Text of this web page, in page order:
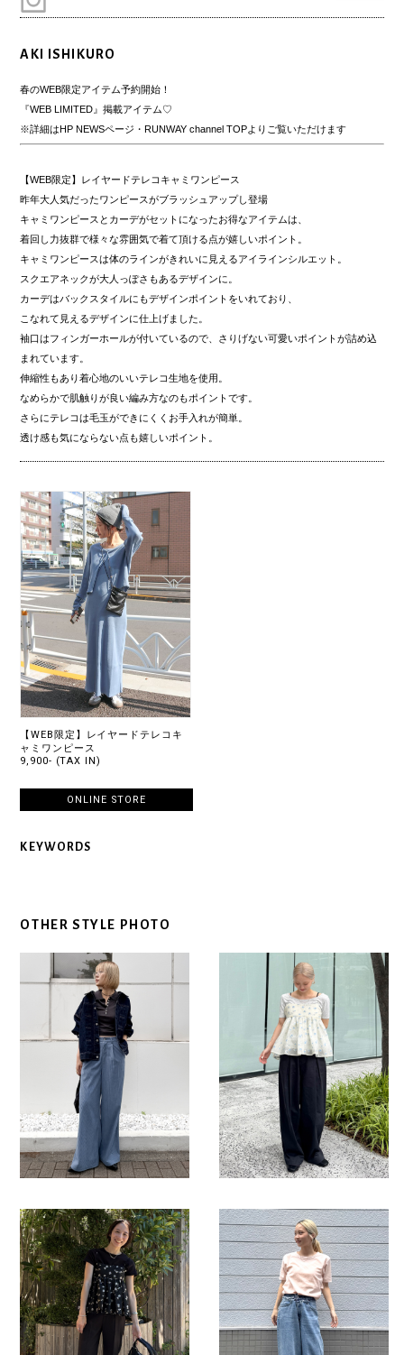
AKI ISHIKURO
春のWEB限定アイテム予約開始！
『WEB LIMITED』掲載アイテム♡
※詳細はHP NEWSページ・RUNWAY channel TOPよりご覧いただけます
【WEB限定】レイヤードテレコキャミワンピース
昨年大人気だったワンピースがブラッシュアップし登場
キャミワンピースとカーデがセットになったお得なアイテムは、
着回し力抜群で様々な雰囲気で着て頂ける点が嬉しいポイント。
キャミワンピースは体のラインがきれいに見えるアイラインシルエット。
スクエアネックが大人っぽさもあるデザインに。
カーデはバックスタイルにもデザインポイントをいれており、
こなれて見えるデザインに仕上げました。
袖口はフィンガーホールが付いているので、さりげない可愛いポイントが詰め込
まれています。
伸縮性もあり着心地のいいテレコ生地を使用。
なめらかで肌触りが良い編み方なのもポイントです。
さらにテレコは毛玉ができにくくお手入れが簡単。
透け感も気にならない点も嬉しいポイント。
【WEB限定】レイヤードテレコキ
ャミワンピース
9,900- (TAX IN)
ONLINE STORE
KEYWORDS
OTHER STYLE PHOTO